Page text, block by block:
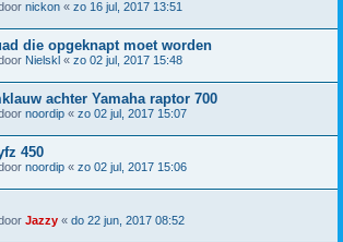
nickon « zo 16 jul, 2017 13:51
die opgeknapt moet worden
Nielskl « zo 02 jul, 2017 15:48
achter Yamaha raptor 700
noordip « zo 02 jul, 2017 15:07
450
noordip « zo 02 jul, 2017 15:06
Jazzy « do 22 jun, 2017 08:52